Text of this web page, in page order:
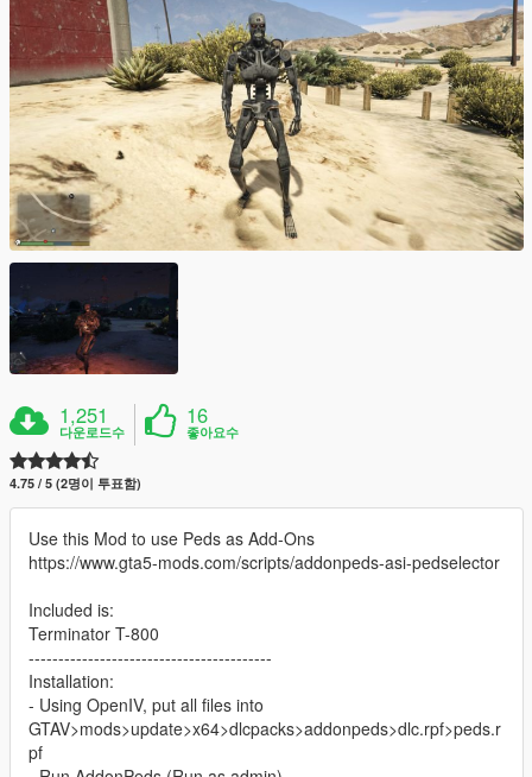
1,251
다운로드수
16
좋아요수
4.75 / 5 (2명이 투표함)
Use this Mod to use Peds as Add-Ons
https://www.gta5-mods.com/scripts/addonpeds-asi-pedselector
Included is:
Terminator T-800
-----------------------------------------
Installation:
- Using OpenIV, put all files into
GTAV>mods>update>x64>dlcpacks>addonpeds>dlc.rpf>peds.r
pf